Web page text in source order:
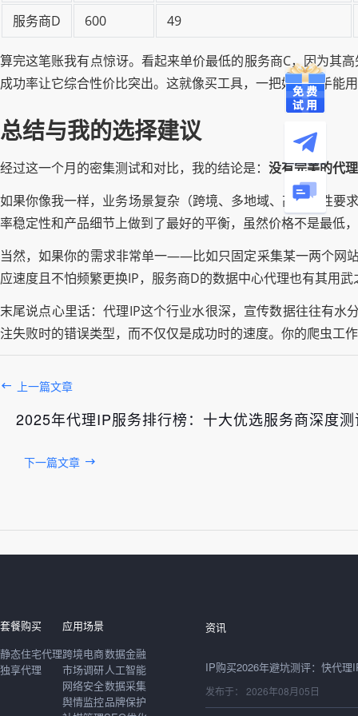
服务商D 600 49
算完这笔账我有点惊讶。看起来单价最低的服务商C，因为其
成功率让它综合性价比突出。这就像买工具，一把好的扳手能
总结与我的选择建议
经过这一个月的密集测试和对比，我的结论是： 没有完美的代
如果你像我一样，业务场景复杂（跨境、多地域、高稳定性要
率稳定性和产品细节上做到了最好的平衡，虽然价格不是最低
当然，如果你的需求非常单一——比如只固定采集某一两个网
应速度且不怕频繁更换IP，服务商D的数据中心代理也有其用武
末尾说点心里话：代理IP这个行业水很深，宣传数据往往有水
注失败时的错误类型，而不仅仅是成功时的速度。你的爬虫工
上一篇文章
2025年代理IP服务排行榜：十大优选服务商深度
下一篇文章
套餐购买
静态住宅代理
独享代理
应用场景
跨境电商
市场调研
网络安全
舆情监控
数据金融
人工智能
数据采集
品牌保护
资讯
发布于： 2026年08月06日
发布于： 2026年08月05日